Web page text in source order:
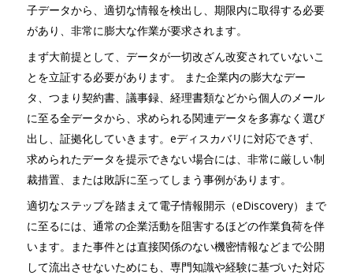
子データから、適切な情報を検出し、期限内に取得する必要
があり、非常に膨大な作業が要求されます。
まず大前提として、データが一切改ざん改変されていないこ
とを立証する必要があります。 また企業内の膨大なデー
タ、つまり契約書、議事録、経理書類などから個人のメール
に至る全データから、求められる関連データを多寡なく選び
出し、証拠化していきます。eディスカバリに対応できず、
求められたデータを提示できない場合には、非常に厳しい制
裁措置、または敗訴に至ってしまう事例があります。
適切なステップを踏まえて電子情報開示（eDiscovery）まで
に至るには、通常の企業活動を阻害するほどの作業負荷を伴
います。また事件とは直接関係のない機密情報などまで公開
して流出させないためにも、専門知識や経験に基づいた対応